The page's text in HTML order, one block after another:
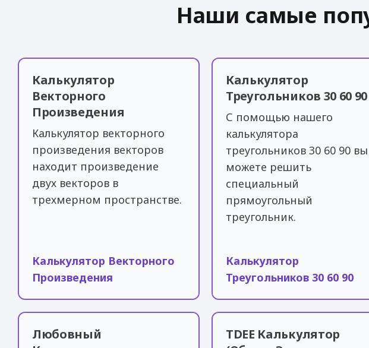
Наши самые
Калькулятор
Векторного
Произведения
Калькулятор векторного
произведения векторов
находит произведение
двух векторов в
трехмерном пространстве.
Калькулятор Векторного
Произведения
Калькулятор
Треугольников 30 60 90
С помощью нашего
калькулятора
треугольников 30 60 90 вы
можете решить
специальный
прямоугольный
треугольник.
Калькулятор
Треугольников 30 60 90
Любовный
TDEE Калькулятор